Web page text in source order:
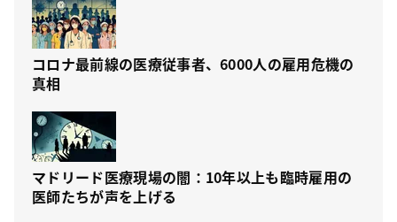
コロナ最前線の医療従事者、6000人の雇用危機の
真相
マドリード医療現場の闇：10年以上も臨時雇用の
医師たちが声を上げる